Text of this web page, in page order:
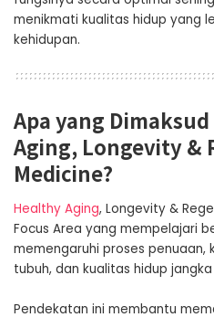
menikmati kualitas hidup yang
kehidupan.
Apa yang
Aging, Longevity &
Medicine?
Healthy Aging, Longevity &
Focus Area yang mempelajari
memengaruhi proses penuaan,
tubuh, dan kualitas hidup
Pendekatan ini membantu